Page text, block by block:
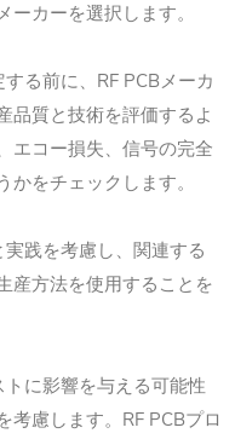
カーを選択します。
る前に、RF PCBメーカ
品質と技術を評価するよ
エコー損失、信号の完全
をチェックします。
践を考慮し、関連する
産方法を使用することを
に影響を与える可能性
考慮します。RF PCBプロ